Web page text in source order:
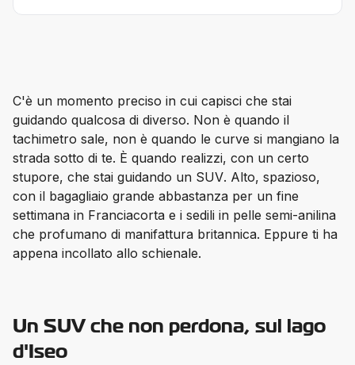
C'è un momento preciso in cui capisci che stai
guidando qualcosa di diverso. Non è quando il
tachimetro sale, non è quando le curve si mangiano la
strada sotto di te. È quando realizzi, con un certo
stupore, che stai guidando un SUV. Alto, spazioso,
con il bagagliaio grande abbastanza per un fine
settimana in Franciacorta e i sedili in pelle semi-anilina
che profumano di manifattura britannica. Eppure ti ha
appena incollato allo schienale.
Un SUV che non perdona, sul lago
d'Iseo